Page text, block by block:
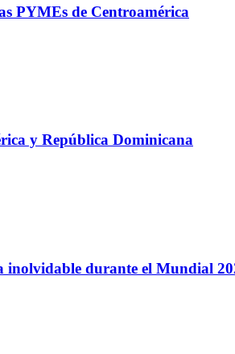
PYMEs de Centroamérica
y República Dominicana
inolvidable durante el Mundial